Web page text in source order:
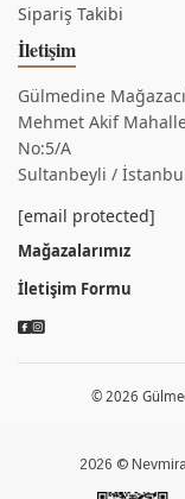
Sipariş Takibi
İletişim
Gülmedine
Mehmet Akif
No:5/A
Sultanbeyli /
[email protected]
Mağazalarımız
İletişim Formu
© 2026
2026 ©